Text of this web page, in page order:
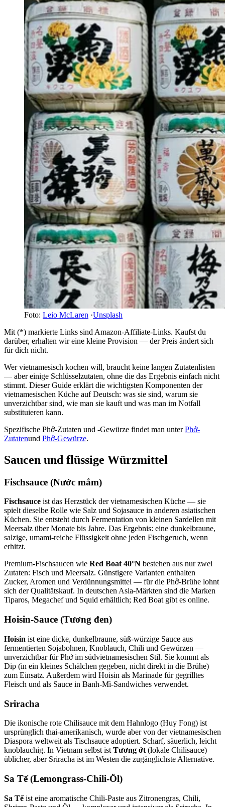
Foto: Leio McLaren ·Unsplash
Mit (*) markierte Links sind Amazon-Affiliate-Links. Kaufst du
darüber, erhalten wir eine kleine Provision — der Preis ändert sich
für dich nicht.
Wer vietnamesisch kochen will, braucht keine langen Zutatenlisten
— aber einige Schlüsselzutaten, ohne die das Ergebnis einfach nicht
stimmt. Dieser Guide erklärt die wichtigsten Komponenten der
vietnamesischen Küche auf Deutsch: was sie sind, warum sie
unverzichtbar sind, wie man sie kauft und was man im Notfall
substituieren kann.
Spezifische Phở-Zutaten und -Gewürze findet man unterPhở-
Zutatenund Phở-Gewürze.
Saucen und flüssige Würzmittel
Fischsauce (Nước mắm)
Fischsauce ist das Herzstück der vietnamesischen Küche — sie
spielt dieselbe Rolle wie Salz und Sojasauce in anderen asiatischen
Küchen. Sie entsteht durch Fermentation von kleinen Sardellen mit
Meersalz über Monate bis Jahre. Das Ergebnis: eine dunkelbraune,
salzige, umami-reiche Flüssigkeit ohne jeden Fischgeruch, wenn
erhitzt.
Premium-Fischsaucen wie Red Boat 40°N bestehen aus nur zwei
Zutaten: Fisch und Meersalz. Günstigere Varianten enthalten
Zucker, Aromen und Verdünnungsmittel — für die Phở-Brühe lohnt
sich der Qualitätskauf. In deutschen Asia-Märkten sind die Marken
Tiparos, Megachef und Squid erhältlich; Red Boat gibt es online.
Hoisin-Sauce (Tương đen)
Hoisin ist eine dicke, dunkelbraune, süß-würzige Sauce aus
fermentierten Sojabohnen, Knoblauch, Chili und Gewürzen —
unverzichtbar für Phở im südvietnamesischen Stil. Sie kommt als
Dip (in ein kleines Schälchen gegeben, nicht direkt in die Brühe)
zum Einsatz. Außerdem wird Hoisin als Marinade für gegrilltes
Fleisch und als Sauce in Banh-Mì-Sandwiches verwendet.
Sriracha
Die ikonische rote Chilisauce mit dem Hahnlogo (Huy Fong) ist
ursprünglich thai-amerikanisch, wurde aber von der vietnamesischen
Diaspora weltweit als Tischsauce adoptiert. Scharf, säuerlich, leicht
knoblauchig. In Vietnam selbst ist Tương ớt (lokale Chilisauce)
üblicher, aber Sriracha ist im Westen die zugänglichste Alternative.
Sa Tế (Lemongrass-Chili-Öl)
Sa Tếist eine aromatische Chili-Paste aus Zitronengras, Chili,